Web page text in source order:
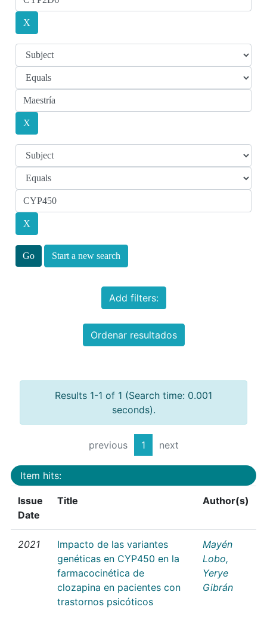
Start a new search
Add filters:
Ordenar resultados
Results 1-1 of 1 (Search time: 0.001
seconds).
previous 1 next
Item hits:
Issue
Date
Title Author(s)
2021
Impacto de las variantes
genéticas en CYP450 en la
farmacocinética de
clozapina en pacientes con
trastornos psicóticos
Mayén
Lobo,
Yerye
Gibrán